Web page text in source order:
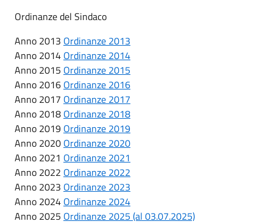
Ordinanze del Sindaco
Anno 2013 Ordinanze 2013
Anno 2014 Ordinanze 2014
Anno 2015 Ordinanze 2015
Anno 2016 Ordinanze 2016
Anno 2017 Ordinanze 2017
Anno 2018 Ordinanze 2018
Anno 2019 Ordinanze 2019
Anno 2020 Ordinanze 2020
Anno 2021 Ordinanze 2021
Anno 2022 Ordinanze 2022
Anno 2023 Ordinanze 2023
Anno 2024 Ordinanze 2024
Anno 2025 Ordinanze 2025 (al 03.07.2025)